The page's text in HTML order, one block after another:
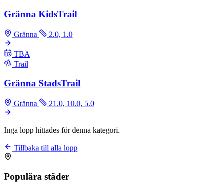
Gränna KidsTrail
Gränna 2.0, 1.0
TBA
Trail
Gränna StadsTrail
Gränna 21.0, 10.0, 5.0
Inga lopp hittades för denna kategori.
Tillbaka till alla lopp
Populära städer